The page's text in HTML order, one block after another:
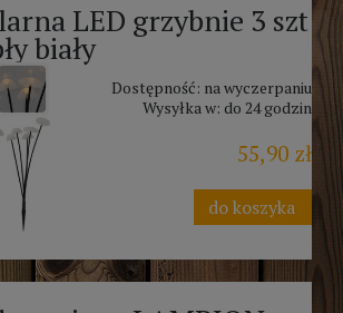
LED grzybnie 3 szt
biały
Dostępność: na wyczerpaniu
Wysyłka w: do 24 godzin
55,90 zł
do koszyka